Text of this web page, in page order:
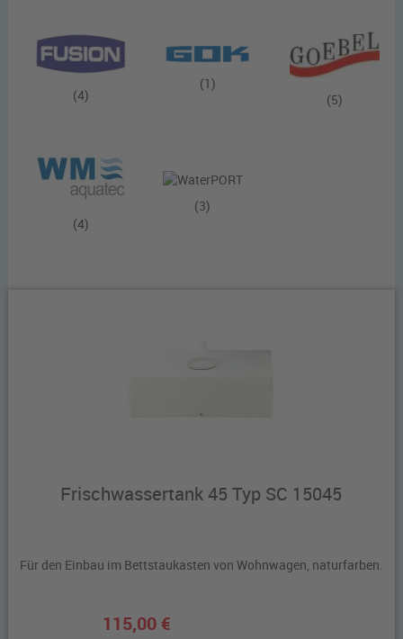
(4)
(1)
(5)
(4)
(3)
Frischwassertank 45 Typ SC 15045
Für den Einbau im Bettstaukasten von Wohnwagen, naturfarben.
115,00 €